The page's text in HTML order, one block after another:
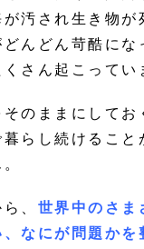
汚され生き物が
んどん苛酷にな
さん起こってい
のままにしてお
らし続けること
、 世界中のさま
、なにが問題かを